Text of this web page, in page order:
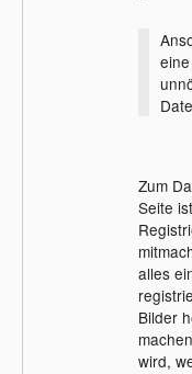
Zum
Seite
alles
Bilder
wird,